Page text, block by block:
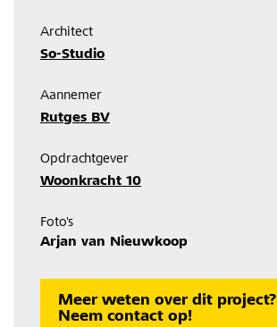
Architect
So-Studio
Aannemer
Rutges BV
Opdrachtgever
Woonkracht 10
Foto's
Arjan van Nieuwkoop
Meer weten over dit project?
Neem contact op!